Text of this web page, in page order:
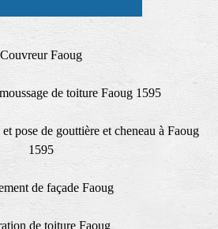
Couvreur Faoug
de toiture Faoug 1595
pose de gouttière et cheneau à Faoug
1595
de façade Faoug
de toiture Faoug